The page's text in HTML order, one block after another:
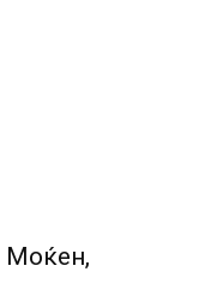
Мoќен,